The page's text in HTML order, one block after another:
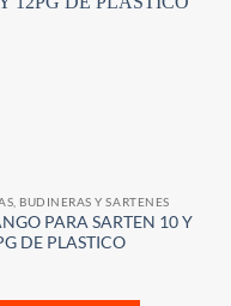
BUDINERAS Y SARTENES
PARA SARTEN 10 Y
DE PLASTICO